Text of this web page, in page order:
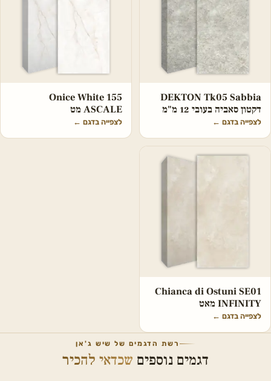
DEKTON Tk05 Sabbia
דקטון סאביה בעובי 12 מ"מ
לצפייה בדגם ←
Onice White 155
ASCALE מט
לצפייה בדגם ←
Chianca di Ostuni SE01
INFINITY מאט
לצפייה בדגם ←
רשת הדגמים של שיש ג'אן
דגמים נוספים שכדאי להכיר